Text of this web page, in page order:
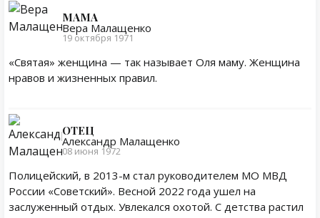
МАМА
Вера Малащенко
19 октября 1971
«Святая» женщина — так называет Оля маму. Женщина
нравов и жизненных правил.
ОТЕЦ
Александр Малащенко
08 июня 1972
Полицейский, в 2013-м стал руководителем МО МВД
России «Советский». Весной 2022 года ушел на
заслуженный отдых. Увлекался охотой. С детства растил